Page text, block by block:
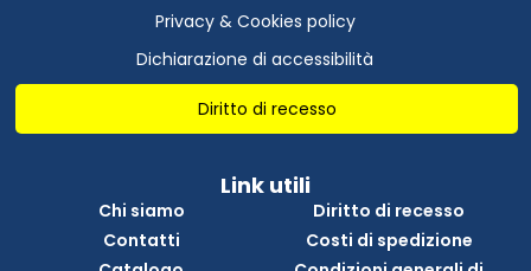
Privacy & Cookies policy
Dichiarazione di accessibilità
Diritto di recesso
Link utili
Chi siamo
Contatti
Diritto di recesso
Costi di spedizione